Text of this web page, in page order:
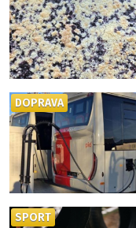
DOPRAVA
SPORT